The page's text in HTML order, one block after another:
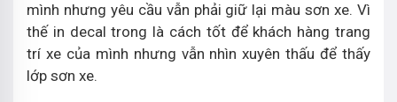
mình nhưng yêu cầu vẫn phải giữ lại màu sơn xe. Vì
thế in decal trong là cách tốt để khách hàng trang
trí xe của mình nhưng vẫn nhìn xuyên thấu để thấy
lớp sơn xe.